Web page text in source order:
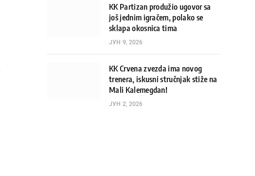
KK Partizan produžio ugovor sa
još jednim igračem, polako se
sklapa okosnica tima
ЈУН 9, 2026
KK Crvena zvezda ima novog
trenera, iskusni stručnjak stiže na
Mali Kalemegdan!
ЈУН 2, 2026